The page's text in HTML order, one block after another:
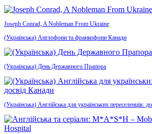
Joseph Conrad, A Nobleman From Ukraine
(Українська) Англофони та франкофони Канади
(Українська) День Державного Прапора
(Українська) Англійська для українських переселенців: